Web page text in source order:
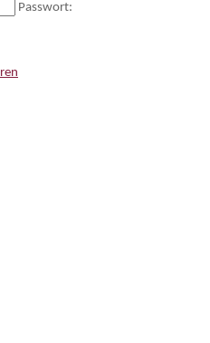
Passwort: